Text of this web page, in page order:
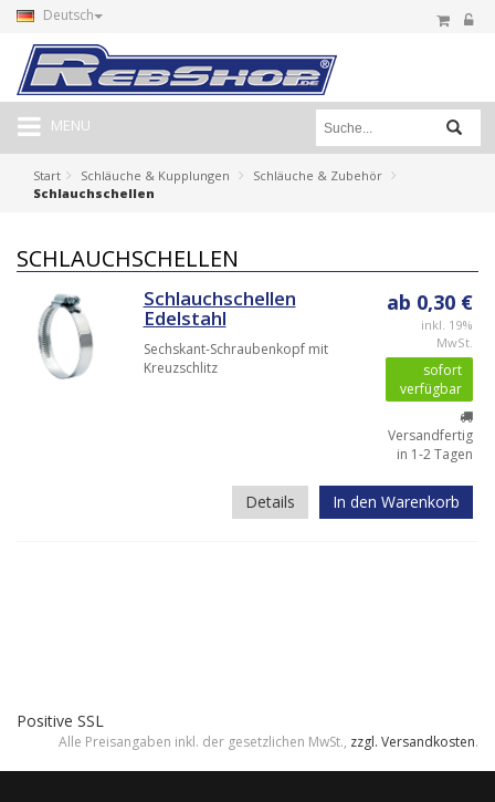
Deutsch
MENU
Start Schläuche & Kupplungen
Schläuche & Zubehör
Schlauchschellen
SCHLAUCHSCHELLEN
Schlauchschellen
Edelstahl
Sechskant-Schraubenkopf mit
Kreuzschlitz
ab 0,30 €
inkl. 19%
MwSt.
sofort
verfügbar
Versandfertig
in 1-2 Tagen
Details In den Warenkorb
Positive SSL
Alle Preisangaben inkl. der gesetzlichen MwSt., zzgl. Versandkosten.